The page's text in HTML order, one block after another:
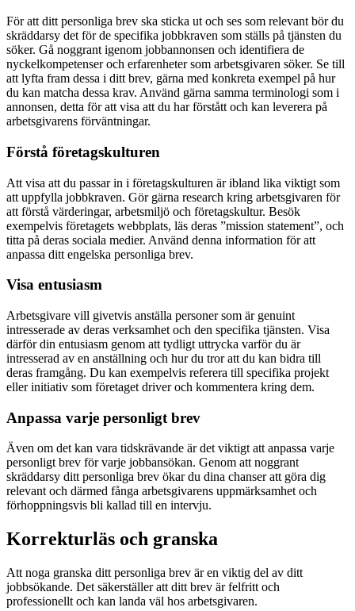
För att ditt personliga brev ska sticka ut och ses som relevant bör du
skräddarsy det för de specifika jobbkraven som ställs på tjänsten du
söker. Gå noggrant igenom jobbannonsen och identifiera de
nyckelkompetenser och erfarenheter som arbetsgivaren söker. Se till
att lyfta fram dessa i ditt brev, gärna med konkreta exempel på hur
du kan matcha dessa krav. Använd gärna samma terminologi som i
annonsen, detta för att visa att du har förstått och kan leverera på
arbetsgivarens förväntningar.
Förstå företagskulturen
Att visa att du passar in i företagskulturen är ibland lika viktigt som
att uppfylla jobbkraven. Gör gärna research kring arbetsgivaren för
att förstå värderingar, arbetsmiljö och företagskultur. Besök
exempelvis företagets webbplats, läs deras ”mission statement”, och
titta på deras sociala medier. Använd denna information för att
anpassa ditt engelska personliga brev.
Visa entusiasm
Arbetsgivare vill givetvis anställa personer som är genuint
intresserade av deras verksamhet och den specifika tjänsten. Visa
därför din entusiasm genom att tydligt uttrycka varför du är
intresserad av en anställning och hur du tror att du kan bidra till
deras framgång. Du kan exempelvis referera till specifika projekt
eller initiativ som företaget driver och kommentera kring dem.
Anpassa varje personligt brev
Även om det kan vara tidskrävande är det viktigt att anpassa varje
personligt brev för varje jobbansökan. Genom att noggrant
skräddarsy ditt personliga brev ökar du dina chanser att göra dig
relevant och därmed fånga arbetsgivarens uppmärksamhet och
förhoppningsvis bli kallad till en intervju.
Korrekturläs och granska
Att noga granska ditt personliga brev är en viktig del av ditt
jobbsökande. Det säkerställer att ditt brev är felfritt och
professionellt och kan landa väl hos arbetsgivaren.